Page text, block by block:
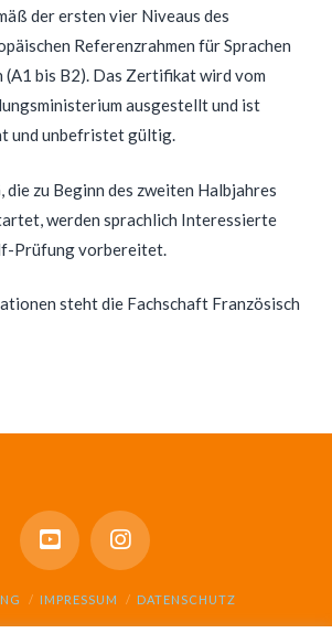
der ersten vier Niveaus des
Referenzrahmen für Sprachen
(A1 bis B2). Das Zertifikat wird vom
ausgestellt und ist
und unbefristet gültig.
die zu Beginn des zweiten Halbjahres
werden sprachlich Interessierte
Prüfung vorbereitet.
steht die Fachschaft Französisch
IMPRESSUM DATENSCHUTZ